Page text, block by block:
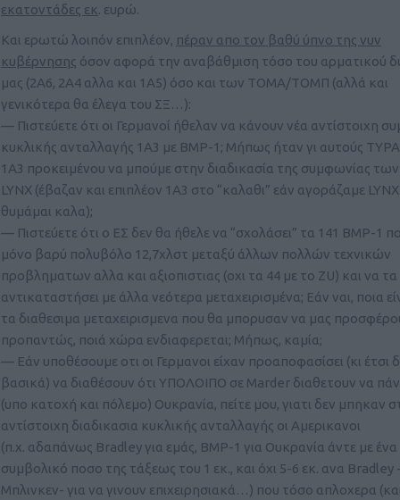
εκατοντάδες εκ. ευρώ.
Και ερωτώ λοιπόν επιπλέον, πέραν απο τον βαθύ ύπνο της νυν
κυβέρνησης όσον αφορά την αναβάθμιση τόσο του αρματικού
μας (2A6, 2A4 αλλα και 1A5) όσο και των ΤΟΜΑ/ΤΟΜΠ (αλλά και
γενικότερα θα έλεγα του ΣΞ…):
— Πιστεύετε ότι οι Γερμανοί ήθελαν να κάνουν νέα αντίστοιχη
κυκλικής ανταλλαγής 1A3 με BMP-1; Μήπως ήταν γι αυτούς
1Α3 προκειμένου να μπούμε στην διαδικασία της συμφωνίας των
LYNX (έβαζαν και επιπλέον 1A3 στο “καλαθι” εάν αγοράζαμε
θυμάμαι καλα);
— Πιστεύετε ότι ο ΕΣ δεν θα ήθελε να “σχολάσει” τα 141 BMP-1
μόνο βαρύ πολυβόλο 12,7χλστ μεταξύ άλλων πολλών τεχνικών
προβληματων αλλα και αξιοπιστιας (οχι τα 44 με το ZU) και να τα
αντικαταστήσει με άλλα νεότερα μεταχειρισμένα; Εάν ναι, ποια
τα διαθεσιμα μεταχειρισμενα που θα μπορυσαν να μας
προπαντώς, ποιά χώρα ενδιαφερεται; Μήπως, καμία;
— Εάν υποθέσουμε οτι οι Γερμανοι είχαν προαποφασίσει (κι έτσι
βασικά) να διαθέσουν ότι ΥΠΟΛΟΙΠΟ σε Marder διαθετουν να
(υπο κατοχή και πόλεμο) Ουκρανία, πείτε μου, γιατι δεν μπηκαν
αντίστοιχη διαδικασια κυκλικής ανταλλαγής οι Αμερικανοι
(π.χ. αδαπάνως Bradley για εμάς, BMP-1 για Ουκρανία άντε με ένα
συμβολικό ποσο της τάξεως του 1 εκ., και όχι 5-6 εκ. ανα Bradley
Μπλινκεν- για να γινουν επιχειρησιακά…) που τόσο απλοχερα